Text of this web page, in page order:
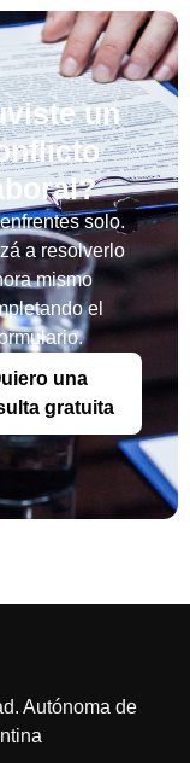
un
solo.
a resolverlo
mismo
el
una
gratuita
Autónoma de